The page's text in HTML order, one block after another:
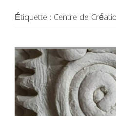
Étiquette : Centre de